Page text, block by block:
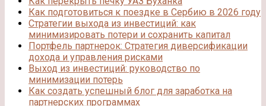
Как подготовиться к поездке в Сербию в 2026 году
Стратегии выхода из инвестиций: как
минимизировать потери и сохранить капитал
Портфель партнерок: Стратегия диверсификации
дохода и управления рисками
Выход из инвестиций: руководство по
минимизации потерь
Как создать успешный блог для заработка на
партнерских программах